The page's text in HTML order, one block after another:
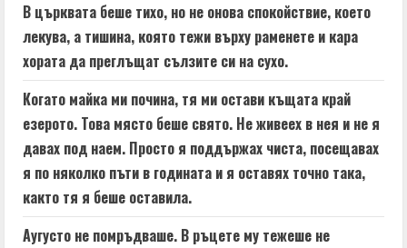
В църквата беше тихо, но не онова спокойствие, което
лекува, а тишина, която тежи върху раменете и кара
хората да преглъщат сълзите си на сухо.
Когато майка ми почина, тя ми остави къщата край
езерото. Това място беше свято. Не живеех в нея и не я
давах под наем. Просто я поддържах чиста, посещавах
я по няколко пъти в годината и я оставях точно така,
както тя я беше оставила.
Аугусто не помръдваше. В ръцете му тежеше не